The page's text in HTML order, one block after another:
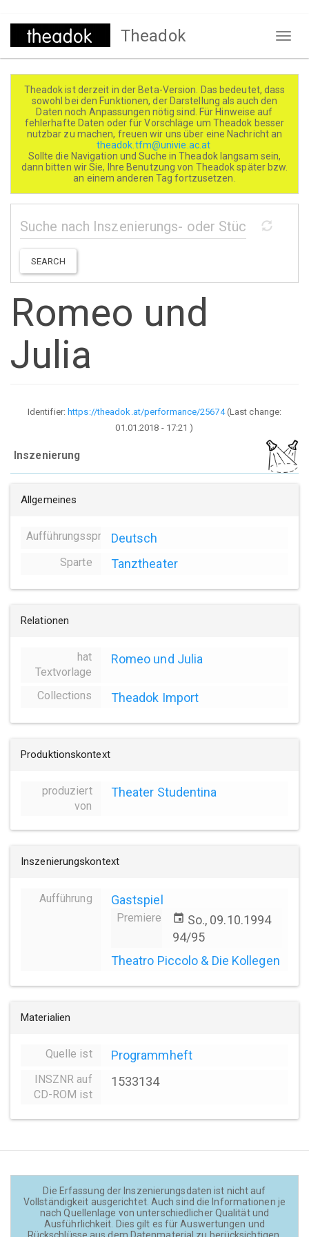
Direkt
Theadok
Theadok ist derzeit in der Beta-Version. Das bedeutet, dass
sowohl bei den Funktionen, der Darstellung als auch den
Daten noch Anpassungen nötig sind. Für Hinweise auf
fehlerhafte Daten oder für Vorschläge um Theadok besser
nutzbar zu machen, freuen wir uns über eine Nachricht an
theadok.tfm@univie.ac.at
Sollte die Navigation und Suche in Theadok langsam sein,
dann bitten wir Sie, Ihre Benutzung von Theadok später bzw.
an einem anderen Tag fortzusetzen.
SEARCH
Romeo und
Julia
Identifier:https://theadok.at/performance/25674(Last change:
01.01.2018 - 17:21 )
Inszenierung
Allgemeines
AufführungsspracheDeutsch
Sparte Tanztheater
Relationen
hat
Textvorlage
Romeo und Julia
Collections Theadok Import
Produktionskontext
produziert
von
Theater Studentina
Inszenierungskontext
Aufführung Gastspiel
Premiere event So., 09.10.1994
94/95
Theatro Piccolo & Die Kollegen
Materialien
Quelle ist Programmheft
INSZNR auf
CD-ROM ist
1533134
Die Erfassung der Inszenierungsdaten ist nicht auf
Vollständigkeit ausgerichtet. Auch sind die Informationen je
nach Quellenlage von unterschiedlicher Qualität und
Ausführlichkeit. Dies gilt es für Auswertungen und